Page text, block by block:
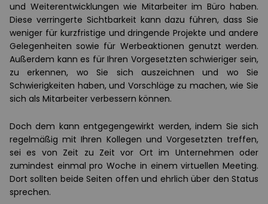
und Weiterentwicklungen wie Mitarbeiter im Büro haben.
Diese verringerte Sichtbarkeit kann dazu führen, dass Sie
weniger für kurzfristige und dringende Projekte und andere
Gelegenheiten sowie für Werbeaktionen genutzt werden.
Außerdem kann es für Ihren Vorgesetzten schwieriger sein,
zu erkennen, wo Sie sich auszeichnen und wo Sie
Schwierigkeiten haben, und Vorschläge zu machen, wie Sie
sich als Mitarbeiter verbessern können.
Doch dem kann entgegengewirkt werden, indem Sie sich
regelmäßig mit Ihren Kollegen und Vorgesetzten treffen,
sei es von Zeit zu Zeit vor Ort im Unternehmen oder
zumindest einmal pro Woche in einem virtuellen Meeting.
Dort sollten beide Seiten offen und ehrlich über den Status
sprechen.